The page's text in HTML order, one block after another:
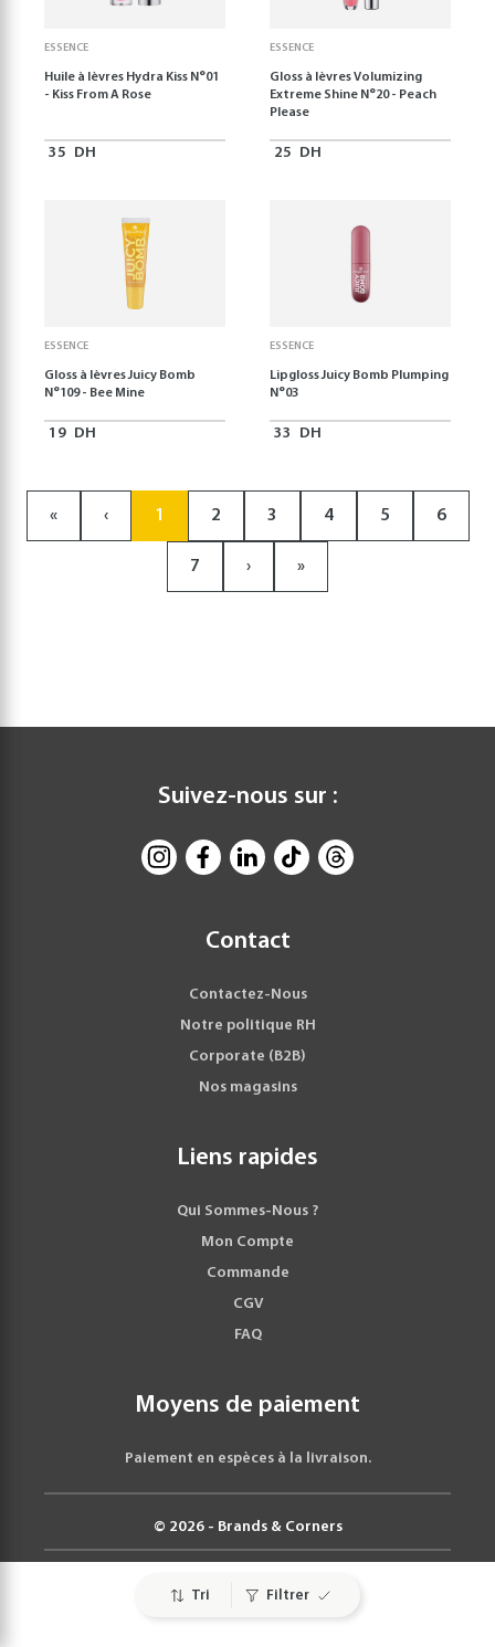
Tri Filtrer
ESSENCE
Huile à lèvres Hydra Kiss N°01
- Kiss From A Rose
35 DH
ESSENCE
Gloss à lèvres Volumizing
Extreme Shine N°20 - Peach
Please
25 DH
ESSENCE
Gloss à lèvres Juicy Bomb
N°109 - Bee Mine
19 DH
ESSENCE
Lipgloss Juicy Bomb Plumping
N°03
33 DH
« ‹ 1 2 3 4 5 6
7 › »
Suivez-nous sur :
Contact
Contactez-Nous
Notre politique RH
Corporate (B2B)
Nos magasins
Liens rapides
Qui Sommes-Nous ?
Mon Compte
Commande
CGV
FAQ
Moyens de paiement
Paiement en espèces à la livraison.
© 2026 - Brands & Corners